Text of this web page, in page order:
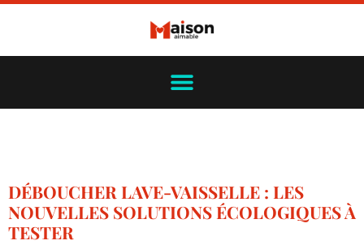
DÉBOUCHER LAVE-VAISSELLE : LES
NOUVELLES SOLUTIONS ÉCOLOGIQUES À
TESTER